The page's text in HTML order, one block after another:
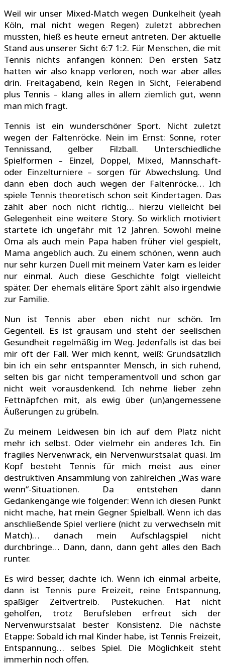
Weil wir unser Mixed-Match wegen Dunkelheit (yeah
Köln, mal nicht wegen Regen) zuletzt abbrechen
mussten, hieß es heute erneut antreten. Der aktuelle
Stand aus unserer Sicht 6:7 1:2. Für Menschen, die mit
Tennis nichts anfangen können: Den ersten Satz
hatten wir also knapp verloren, noch war aber alles
drin. Freitagabend, kein Regen in Sicht, Feierabend
plus Tennis – klang alles in allem ziemlich gut, wenn
man mich fragt.
Tennis ist ein wunderschöner Sport. Nicht zuletzt
wegen der Faltenröcke. Nein im Ernst: Sonne, roter
Tennissand, gelber Filzball. Unterschiedliche
Spielformen – Einzel, Doppel, Mixed, Mannschaft-
oder Einzelturniere – sorgen für Abwechslung. Und
dann eben doch auch wegen der Faltenröcke… Ich
spiele Tennis theoretisch schon seit Kindertagen. Das
zählt aber noch nicht richtig… hierzu vielleicht bei
Gelegenheit eine weitere Story. So wirklich motiviert
startete ich ungefähr mit 12 Jahren. Sowohl meine
Oma als auch mein Papa haben früher viel gespielt,
Mama angeblich auch. Zu einem schönen, wenn auch
nur sehr kurzen Duell mit meinem Vater kam es leider
nur einmal. Auch diese Geschichte folgt vielleicht
später. Der ehemals elitäre Sport zählt also irgendwie
zur Familie.
Nun ist Tennis aber eben nicht nur schön. Im
Gegenteil. Es ist grausam und steht der seelischen
Gesundheit regelmäßig im Weg. Jedenfalls ist das bei
mir oft der Fall. Wer mich kennt, weiß: Grundsätzlich
bin ich ein sehr entspannter Mensch, in sich ruhend,
selten bis gar nicht temperamentvoll und schon gar
nicht weit vorausdenkend. Ich nehme lieber zehn
Fettnäpfchen mit, als ewig über (un)angemessene
Äußerungen zu grübeln.
Zu meinem Leidwesen bin ich auf dem Platz nicht
mehr ich selbst. Oder vielmehr ein anderes Ich. Ein
fragiles Nervenwrack, ein Nervenwurstsalat quasi. Im
Kopf besteht Tennis für mich meist aus einer
destruktiven Ansammlung von zahlreichen „Was wäre
wenn“-Situationen. Da entstehen dann
Gedankengänge wie folgender: Wenn ich diesen Punkt
nicht mache, hat mein Gegner Spielball. Wenn ich das
anschließende Spiel verliere (nicht zu verwechseln mit
Match)… danach mein Aufschlagspiel nicht
durchbringe… Dann, dann, dann geht alles den Bach
runter.
Es wird besser, dachte ich. Wenn ich einmal arbeite,
dann ist Tennis pure Freizeit, reine Entspannung,
spaßiger Zeitvertreib. Pustekuchen. Hat nicht
geholfen, trotz Berufsleben erfreut sich der
Nervenwurstsalat bester Konsistenz. Die nächste
Etappe: Sobald ich mal Kinder habe, ist Tennis Freizeit,
Entspannung… selbes Spiel. Die Möglichkeit steht
immerhin noch offen.